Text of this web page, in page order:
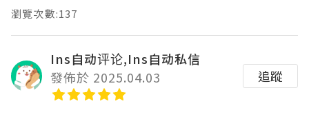
瀏覽次數:137
Ins自动评论,Ins自动私信
發佈於 2025.04.03
追蹤